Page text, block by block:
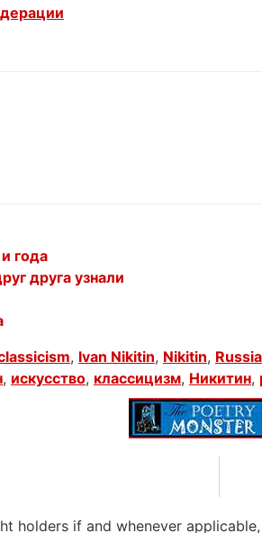
года
друга узнали
, Ivan Nikitin, Nikitin,
, искусство, классицизм, Никитин,
holders if and whenever